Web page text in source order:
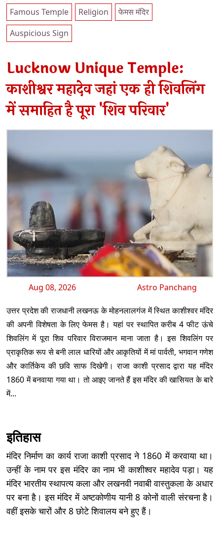
Famous Temple
Religion
फेमस मंदिर
Auspicious Sign
Lucknow Unique Temple:
काशीश्वर महादेव जहां एक ही शिवलिंग
में समाहित है पूरा 'शिव परिवार'
Aug 08, 2026 Astro Panchang
उत्तर प्रदेश की राजधानी लखनऊ के मोहनलालगंज में स्थित काशीश्वर मंदिर
की अपनी विशेषता के लिए फेमस है। यहां पर स्थापित करीब 4 फीट ऊंचे
शिवलिंग में पूरा शिव परिवार विराजमान माना जाता है। इस शिवलिंग पर
प्राकृतिक रूप से बनी लाल धारियों और आकृतियों में मां पार्वती, भगवान गणेश
और कार्तिकेय की छवि साफ दिखेगी। राजा काशी प्रसाद द्वारा यह मंदिर
1860 में बनवाया गया था। तो आइए जानते हैं इस मंदिर की खासियत के बारे
में...
इतिहास
मंदिर निर्माण का कार्य राजा काशी प्रसाद ने 1860 में करवाया था।
उन्हीं के नाम पर इस मंदिर का नाम भी काशीश्वर महादेव पड़ा। यह
मंदिर भारतीय स्थापत्य कला और लखनवी नवाबी वास्तुकला के अधार
पर बना है। इस मंदिर में अष्टकोणीय यानी 8 कोनों वाली संरचना है।
वहीं इसके चारों और 8 छोटे शिवालय बने हुए हैं।